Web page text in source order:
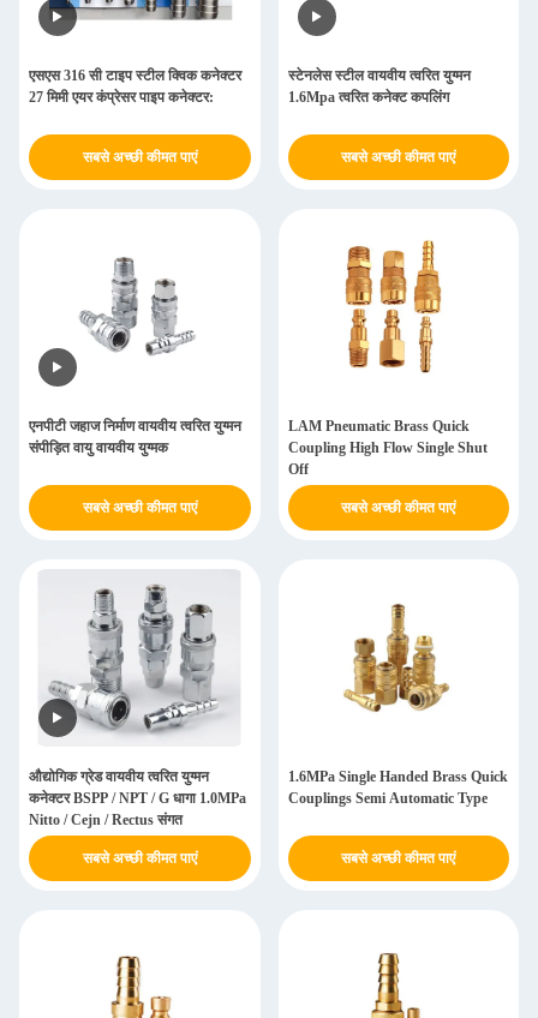
एसएस 316 सी टाइप स्टील क्विक कनेक्टर
27 मिमी एयर कंप्रेसर पाइप कनेक्टर:
सबसे अच्छी कीमत पाएं
स्टेनलेस स्टील वायवीय त्वरित युग्मन
1.6Mpa त्वरित कनेक्ट कपलिंग
सबसे अच्छी कीमत पाएं
एनपीटी जहाज निर्माण वायवीय त्वरित युग्मन
संपीड़ित वायु वायवीय युग्मक
सबसे अच्छी कीमत पाएं
LAM Pneumatic Brass Quick
Coupling High Flow Single Shut
Off
सबसे अच्छी कीमत पाएं
औद्योगिक ग्रेड वायवीय त्वरित युग्मन
कनेक्टर BSPP / NPT / G धागा 1.0MPa
Nitto / Cejn / Rectus संगत
सबसे अच्छी कीमत पाएं
1.6MPa Single Handed Brass Quick
Couplings Semi Automatic Type
सबसे अच्छी कीमत पाएं